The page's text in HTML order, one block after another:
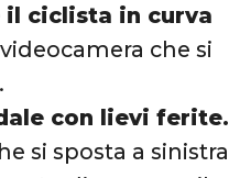
il ciclista in curva
che si
con lievi ferite.
si sposta a sinistra